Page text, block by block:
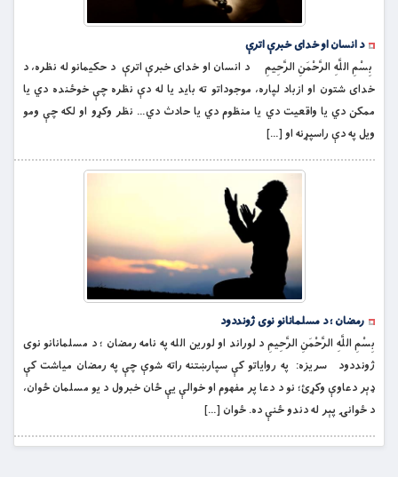
د انسان او خدای خبرې اترې
بِسْمِ اللَّهِ الرَّحْمَنِ الرَّحِيمِ د انسان او خدای خبرې اترې د حکیمانو له نظره، د
خدای شتون او ازباد لپاره، موجوداتو ته باید یا له دې نظره چې خوځنده دي یا
ممکن دي یا واقعیت دي یا منظوم دي یا حادث دي… نظر وکړو او لکه چې ومو
ویل په دې راسپړنه او […]
رمضان ؛ د مسلمانانو نوی ژونددود
بِسْمِ اللَّهِ الرَّحْمَنِ الرَّحِيمِ د لوراند او لورین الله په نامه رمضان ؛ د مسلمانانو نوی
ژونددود سریزه: په روایاتو کې سپارښتنه راته شوې چې په رمضان میاشت کې
ډېر دعاوې وکړئ؛ نو د دعا پر مفهوم او خوالې یې ځان خبرول د یو مسلمان ځوان،
د ځوانۍ پېر له دندو ځنې ده. ځوان […]